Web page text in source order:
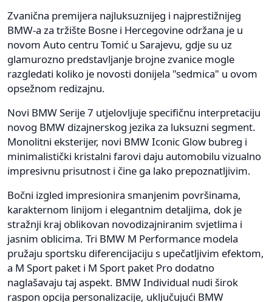
Zvanična premijera najluksuznijeg i najprestižnijeg
BMW-a za tržište Bosne i Hercegovine održana je u
novom Auto centru Tomić u Sarajevu, gdje su uz
glamurozno predstavljanje brojne zvanice mogle
razgledati koliko je novosti donijela "sedmica" u ovom
opsežnom redizajnu.
Novi BMW Serije 7 utjelovljuje specifičnu interpretaciju
novog BMW dizajnerskog jezika za luksuzni segment.
Monolitni eksterijer, novi BMW Iconic Glow bubreg i
minimalistički kristalni farovi daju automobilu vizualno
impresivnu prisutnost i čine ga lako prepoznatljivim.
Bočni izgled impresionira smanjenim površinama,
karakternom linijom i elegantnim detaljima, dok je
stražnji kraj oblikovan novodizajniranim svjetlima i
jasnim oblicima. Tri BMW M Performance modela
pružaju sportsku diferencijaciju s upečatljivim efektom,
a M Sport paket i M Sport paket Pro dodatno
naglašavaju taj aspekt. BMW Individual nudi širok
raspon opcija personalizacije, uključujući BMW